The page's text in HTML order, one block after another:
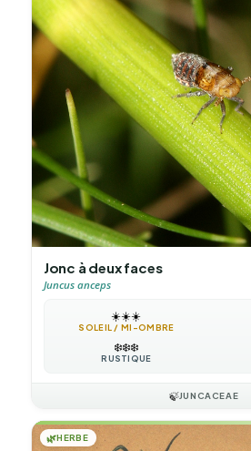
Jonc à deux faces
Juncus anceps
☀️☀️☀️
SOLEIL / MI-OMBRE
❄️❄️❄️
RUSTIQUE
🍃JUNCACEAE
🌿HERBE